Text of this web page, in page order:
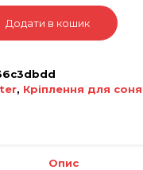
Додати в кошик
, Кріплення для
Опис